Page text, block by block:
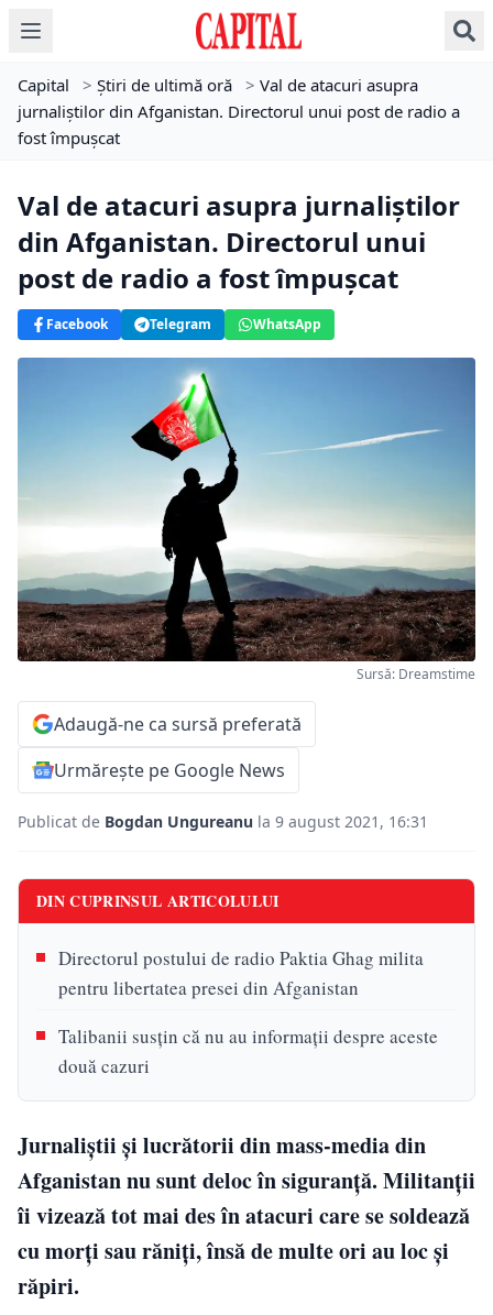
Capital > Știri de ultimă oră > Val de atacuri asupra
jurnaliştilor din Afganistan. Directorul unui post de radio a
fost împușcat
Val de atacuri asupra jurnaliştilor
din Afganistan. Directorul unui
post de radio a fost împușcat
Facebook Telegram WhatsApp
Sursă: Dreamstime
Adaugă-ne ca sursă preferată
Urmărește pe Google News
Publicat de Bogdan Ungureanu la 9 august 2021, 16:31
DIN CUPRINSUL ARTICOLULUI
Directorul postului de radio Paktia Ghag milita
pentru libertatea presei din Afganistan
Talibanii susţin că nu au informaţii despre aceste
două cazuri
Jurnaliştii şi lucrătorii din mass-media din
Afganistan nu sunt deloc în siguranţă. Militanţii
îi vizează tot mai des în atacuri care se soldează
cu morţi sau răniţi, însă de multe ori au loc şi
răpiri.